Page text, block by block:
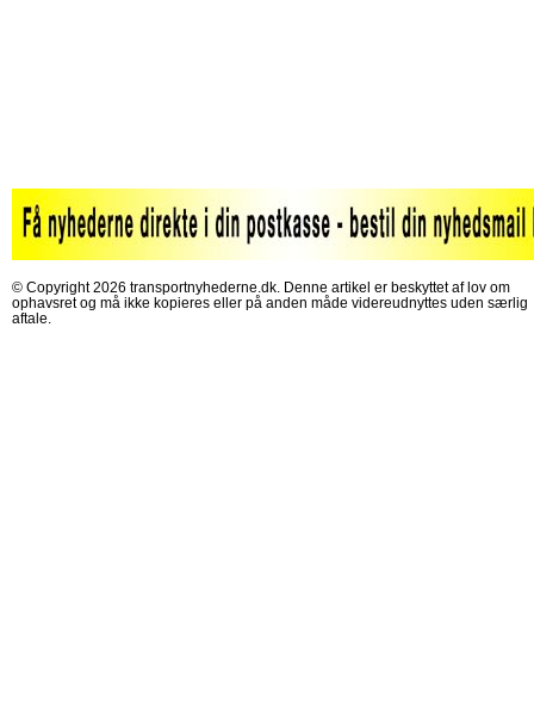
© Copyright 2026 transportnyhederne.dk. Denne artikel er beskyttet af lov om
ophavsret og må ikke kopieres eller på anden måde videreudnyttes uden særlig
aftale.